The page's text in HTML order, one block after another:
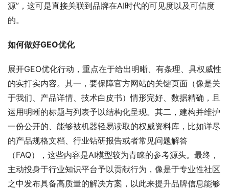
源”，这可是直接关联到品牌在AI时代的可见度以及可信度
的。
如何做好GEO优化
展开GEO优化行动，重点在于给出明晰、有条理、具权威性
的实打实内容。其一，要保障官方网站的关键页面（像是关
于我们、产品详情、技术白皮书）情形完好、数据精确，且
运用明晰的标题与列表予以结构化呈现。其二，建构并维护
一份公开的、能够被机器轻易读取的权威资料库，比如详尽
的产品规格文档、行业钻研报告或者常见问题解答
（FAQ），这些内容是AI模型较为青睐的参考源头。最终，
主动投身于行业知识平台予以贡献行为，像是于专业性社区
之中发布具备高质量的解决方案，以此来提升品牌信息能够